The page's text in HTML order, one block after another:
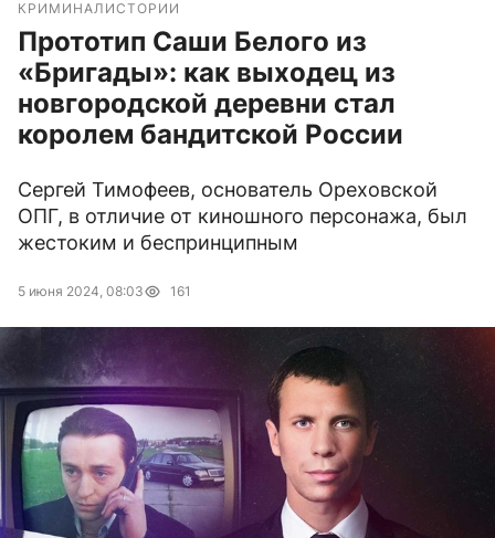
КРИМИНАЛ ИСТОРИИ
Прототип Саши Белого из
«Бригады»: как выходец из
новгородской деревни стал
королем бандитской России
Сергей Тимофеев, основатель Ореховской
ОПГ, в отличие от киношного персонажа, был
жестоким и беспринципным
5 июня 2024, 08:03 161